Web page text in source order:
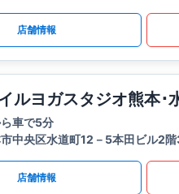
店舗情報
ルヨガスタジオ熊本･
車で5分
中央区水道町12－5本田ビル2
店舗情報